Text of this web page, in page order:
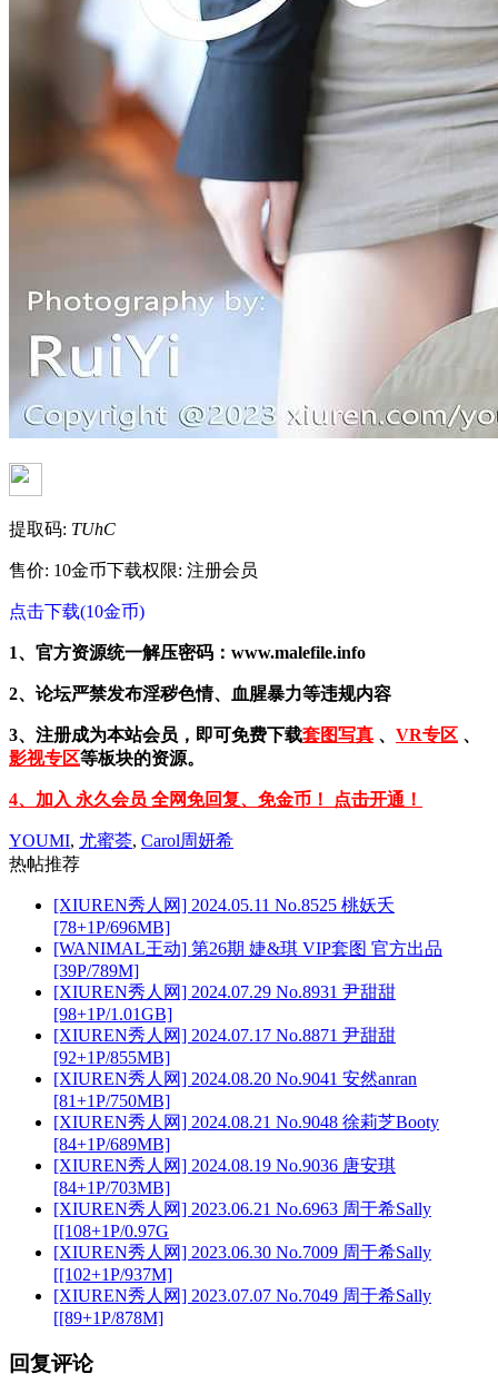
提取码: TUhC
售价: 10金币下载权限: 注册会员
点击下载(10金币)
1、官方资源统一解压密码：www.malefile.info
2、论坛严禁发布淫秽色情、血腥暴力等违规内容
3、注册成为本站会员，即可免费下载套图写真 、 VR专区 、
影视专区等板块的资源。
4、加入 永久会员 全网免回复、免金币！ 点击开通！
YOUMI, 尤蜜荟, Carol周妍希
热帖推荐
[XIUREN秀人网] 2024.05.11 No.8525 桃妖夭
[78+1P/696MB]
[WANIMAL王动] 第26期 婕&琪 VIP套图 官方出品
[39P/789M]
[XIUREN秀人网] 2024.07.29 No.8931 尹甜甜
[98+1P/1.01GB]
[XIUREN秀人网] 2024.07.17 No.8871 尹甜甜
[92+1P/855MB]
[XIUREN秀人网] 2024.08.20 No.9041 安然anran
[81+1P/750MB]
[XIUREN秀人网] 2024.08.21 No.9048 徐莉芝Booty
[84+1P/689MB]
[XIUREN秀人网] 2024.08.19 No.9036 唐安琪
[84+1P/703MB]
[XIUREN秀人网] 2023.06.21 No.6963 周于希Sally
[[108+1P/0.97G
[XIUREN秀人网] 2023.06.30 No.7009 周于希Sally
[[102+1P/937M]
[XIUREN秀人网] 2023.07.07 No.7049 周于希Sally
[[89+1P/878M]
回复评论